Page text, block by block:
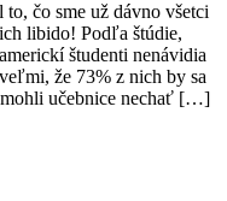
čo sme už dávno všetci
libido! Podľa štúdie,
študenti nenávidia
že 73% z nich by sa
mohli učebnice nechať […]